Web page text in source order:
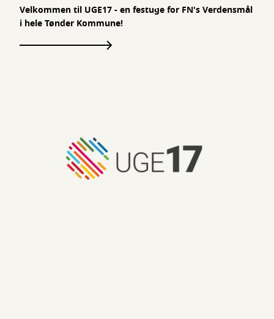
Velkommen til UGE17 - en festuge for FN's Verdensmål
i hele Tønder Kommune!